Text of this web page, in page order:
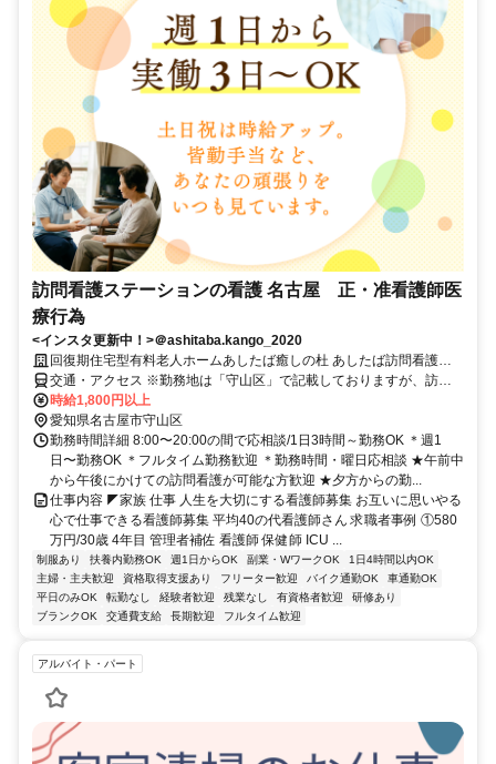
訪問看護ステーションの看護 名古屋 正・准看護師医
療行為
<インスタ更新中！>＠ashitaba.kango_2020
回復期住宅型有料老人ホームあしたば癒しの杜 あしたば訪問看護ス
テーション
交通・アクセス ※勤務地は「守山区」で記載しておりますが、訪問
エリアは「名古屋市」・「守山区」・「千種区」・「名東区」・「春
日井市」・「小牧市」・などで勤務可能です。
時給1,800円以上
愛知県名古屋市守山区
勤務時間詳細 8:00〜20:00の間で応相談/1日3時間～勤務OK ＊週1
日〜勤務OK ＊フルタイム勤務歓迎 ＊勤務時間・曜日応相談 ★午前中
から午後にかけての訪問看護が可能な方歓迎 ★夕方からの勤...
仕事内容 ◤家族 仕事 人生を大切にする看護師募集 お互いに思いやる
心で仕事できる看護師募集 平均40の代看護師さん 求職者事例 ①580
万円/30歳 4年目 管理者補佐 看護師 保健師 ICU ...
制服あり 扶養内勤務OK 週1日からOK 副業・WワークOK
1日4時間以内OK
主婦・主夫歓迎
資格取得支援あり フリーター歓迎 バイク通勤OK
車通勤OK
平日のみOK
転勤なし 経験者歓迎 残業なし 有資格者歓迎
研修あり
ブランクOK
交通費支給 長期歓迎 フルタイム歓迎
アルバイト・パート